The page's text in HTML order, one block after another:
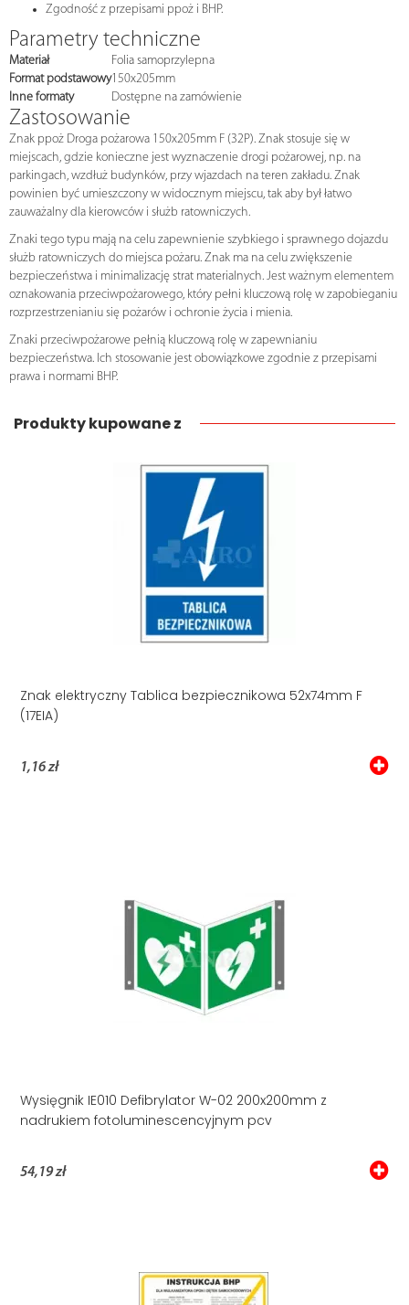
Zgodność z przepisami ppoż i BHP.
Parametry techniczne
Materiał
Folia samoprzylepna
Format podstawowy150x205mm
Inne formaty
Dostępne na zamówienie
Zastosowanie
Znak ppoż Droga pożarowa 150x205mm F (32P). Znak stosuje się w
miejscach, gdzie konieczne jest wyznaczenie drogi pożarowej, np. na
parkingach, wzdłuż budynków, przy wjazdach na teren zakładu. Znak
powinien być umieszczony w widocznym miejscu, tak aby był łatwo
zauważalny dla kierowców i służb ratowniczych.
Znaki tego typu mają na celu zapewnienie szybkiego i sprawnego dojazdu
służb ratowniczych do miejsca pożaru. Znak ma na celu zwiększenie
bezpieczeństwa i minimalizację strat materialnych. Jest ważnym elementem
oznakowania przeciwpożarowego, który pełni kluczową rolę w zapobieganiu
rozprzestrzenianiu się pożarów i ochronie życia i mienia.
Znaki przeciwpożarowe pełnią kluczową rolę w zapewnianiu
bezpieczeństwa. Ich stosowanie jest obowiązkowe zgodnie z przepisami
prawa i normami BHP.
Produkty kupowane z
Znak elektryczny Tablica bezpiecznikowa 52x74mm F
(17EIA)
1,16 zł
Wysięgnik IE010 Defibrylator W-02 200x200mm z
nadrukiem fotoluminescencyjnym pcv
54,19 zł